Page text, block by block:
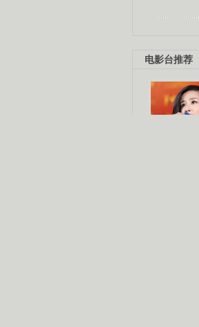
电影台推荐